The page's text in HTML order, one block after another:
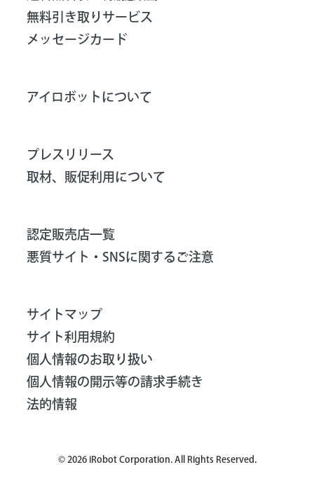
無料引き取りサービス
メッセージカード
アイロボットについて
プレスリリース
取材、販促利用について
認定販売店一覧
悪質サイト・SNSに関するご注意
サイトマップ
サイト利用規約
個人情報のお取り扱い
個人情報の開示等の請求手続き
法的情報
© 2026iRobot Corporation. All Rights Reserved.